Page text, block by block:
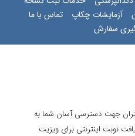
آزمایشات چکاپ
تماس با ما
سفارش
جهت دسترسی آسان شما به
نوبت اینترنتی برای ویزیت